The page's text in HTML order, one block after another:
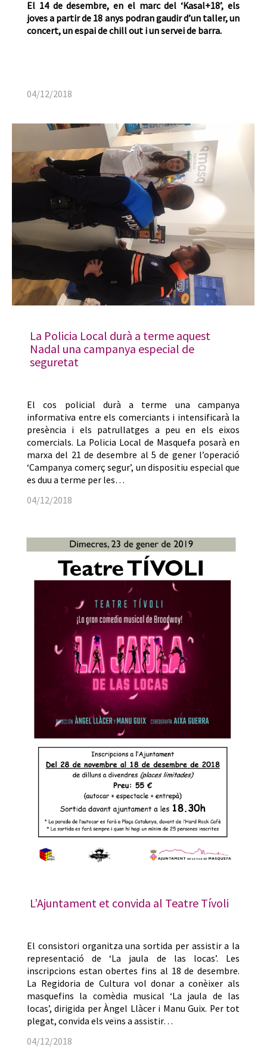
El 14 de desembre, en el marc del ‘Kasal+18’, els
joves a partir de 18 anys podran gaudir d’un taller, un
concert, un espai de chill out i un servei de barra.
04/12/2018
La Policia Local durà a terme aquest
Nadal una campanya especial de
seguretat
El cos policial durà a terme una campanya
informativa entre els comerciants i intensificarà la
presència i els patrullatges a peu en els eixos
comercials. La Policia Local de Masquefa posarà en
marxa del 21 de desembre al 5 de gener l’operació
‘Campanya comerç segur’, un dispositiu especial que
es duu a terme per les…
04/12/2018
L’Ajuntament et convida al Teatre Tívoli
El consistori organitza una sortida per assistir a la
representació de ‘La jaula de las locas’. Les
inscripcions estan obertes fins al 18 de desembre.
La Regidoria de Cultura vol donar a conèixer als
masquefins la comèdia musical ‘La jaula de las
locas’, dirigida per Àngel Llàcer i Manu Guix. Per tot
plegat, convida els veïns a assistir…
04/12/2018